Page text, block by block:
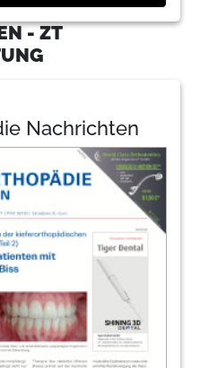
- ZT
Nachrichten